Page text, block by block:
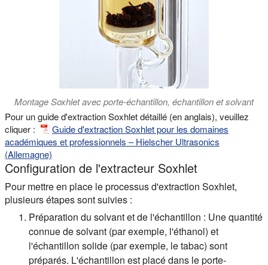
Montage Soxhlet avec porte-échantillon, échantillon et solvant
Pour un guide d'extraction Soxhlet détaillé (en anglais), veuillez
cliquer :
Guide d'extraction Soxhlet pour les domaines
académiques et professionnels – Hielscher Ultrasonics
(Allemagne)
Configuration de l'extracteur Soxhlet
Pour mettre en place le processus d'extraction Soxhlet,
plusieurs étapes sont suivies :
Préparation du solvant et de l'échantillon : Une quantité
connue de solvant (par exemple, l'éthanol) et
l'échantillon solide (par exemple, le tabac) sont
préparés. L'échantillon est placé dans le porte-